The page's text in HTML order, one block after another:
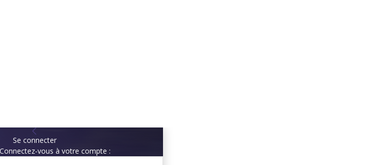
Se connecter
vous à votre compte :